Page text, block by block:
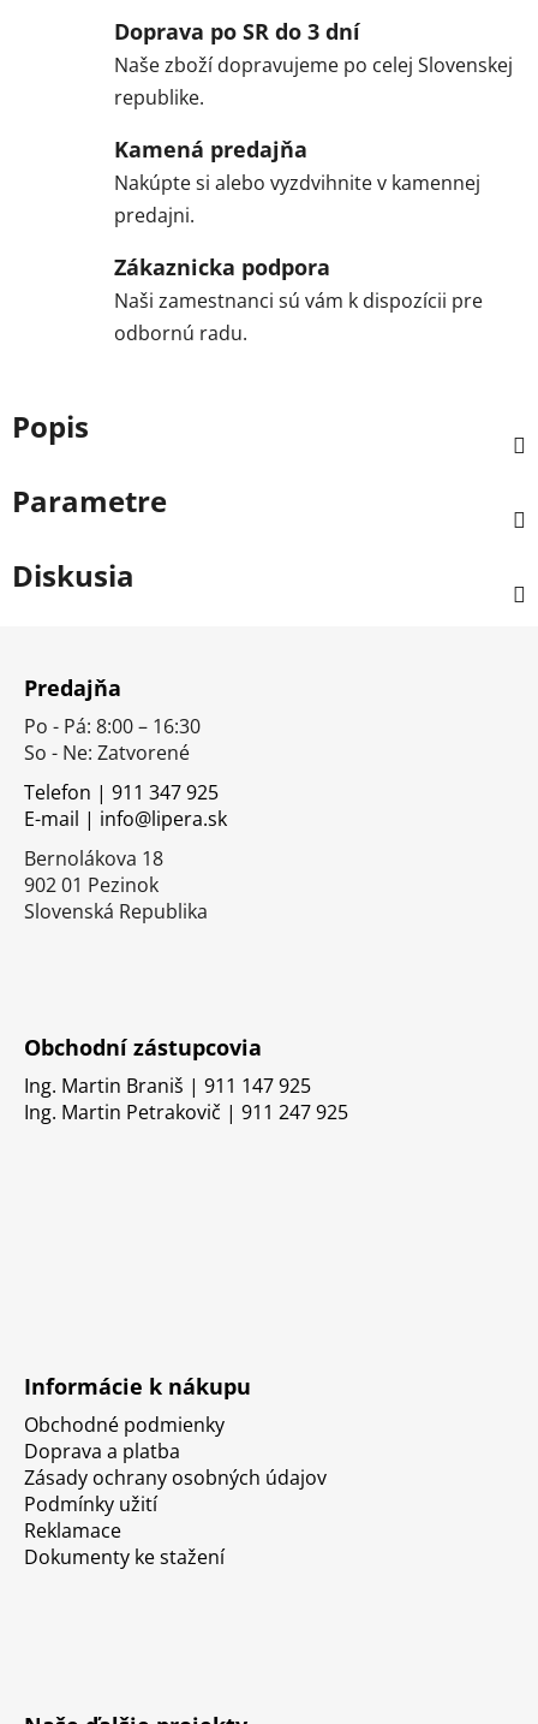
Doprava po SR do 3 dní
Naše zboží dopravujeme po celej Slovenskej
republike.
Kamená predajňa
Nakúpte si alebo vyzdvihnite v kamennej
predajni.
Zákaznicka podpora
Naši zamestnanci sú vám k dispozícii pre
odbornú radu.
Popis
Parametre
Diskusia
Predajňa
Po - Pá: 8:00 – 16:30
So - Ne: Zatvorené
Telefon | 911 347 925
E-mail | info@lipera.sk
Bernolákova 18
902 01 Pezinok
Slovenská Republika
Obchodní zástupcovia
Ing. Martin Braniš | 911 147 925
Ing. Martin Petrakovič | 911 247 925
Informácie k nákupu
Obchodné podmienky
Doprava a platba
Zásady ochrany osobných údajov
Podmínky užití
Reklamace
Dokumenty ke stažení